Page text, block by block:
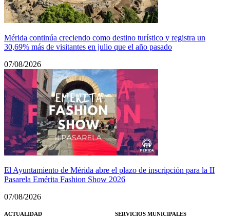
Mérida continúa creciendo como destino turístico y registra un
30,69% más de visitantes en julio que el año pasado
07/08/2026
El Ayuntamiento de Mérida abre el plazo de inscripción para la II
Pasarela Emérita Fashion Show 2026
07/08/2026
ACTUALIDAD SERVICIOS MUNICIPALES